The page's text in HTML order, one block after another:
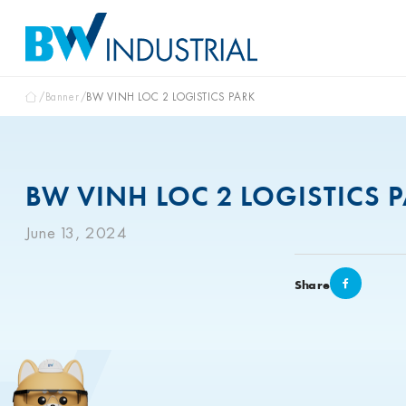
Banner BW VINH LOC 2 LOGISTICS PARK
BW VINH LOC 2 LOGISTICS
June 13, 2024
Share